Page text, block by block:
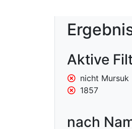
Aktive
nicht Mursuk
1857
nach